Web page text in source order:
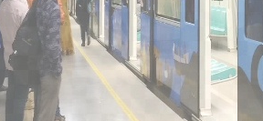
30 दिसम्बर 2025